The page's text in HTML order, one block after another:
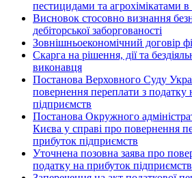
пестицидами та агрохімікатами в
Висновок стосовно визнання
дебіторської заборгованості
Зовнішньоекономічний договір
Скарга на рішення, дії та
виконавця
Постанова Верховного Суду
повернення переплати з податку
підприємств
Постанова Окружного
Києва у справі про повернення
прибуток підприємств
Уточнена позовна заява про
податку на прибуток підприємств